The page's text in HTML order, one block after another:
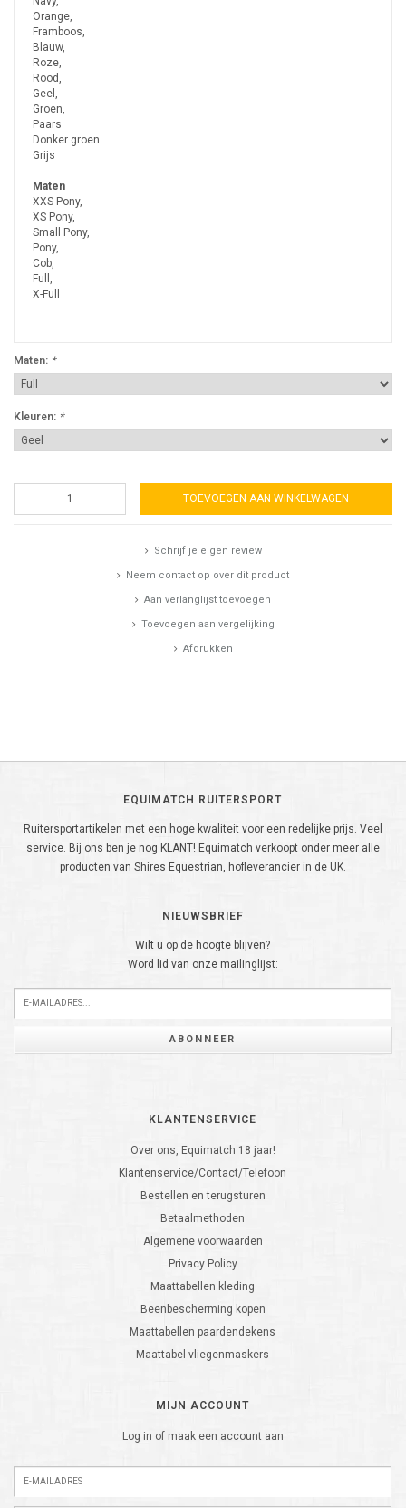
Orange,
Framboos,
Blauw,
Roze,
Rood,
Geel,
Groen,
Paars
Donker groen
Grijs
Maten
XXS Pony,
XS Pony,
Small Pony,
Pony,
Cob,
Full,
X-Full
Maten: *
Kleuren: *
TOEVOEGEN AAN WINKELWAGEN
Schrijf je eigen review
Neem contact op over dit product
Aan verlanglijst toevoegen
Toevoegen aan vergelijking
Afdrukken
EQUIMATCH RUITERSPORT
Ruitersportartikelen met een hoge kwaliteit voor een redelijke prijs. Veel
service. Bij ons ben je nog KLANT! Equimatch verkoopt onder meer alle
producten van Shires Equestrian, hofleverancier in de UK.
NIEUWSBRIEF
Wilt u op de hoogte blijven?
Word lid van onze mailinglijst:
ABONNEER
KLANTENSERVICE
Over ons, Equimatch 18 jaar!
Klantenservice/Contact/Telefoon
Bestellen en terugsturen
Betaalmethoden
Algemene voorwaarden
Privacy Policy
Maattabellen kleding
Beenbescherming kopen
Maattabellen paardendekens
Maattabel vliegenmaskers
MIJN ACCOUNT
Log in of maak een account aan